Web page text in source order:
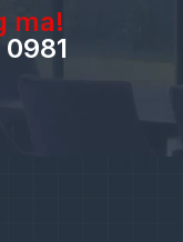
ma!